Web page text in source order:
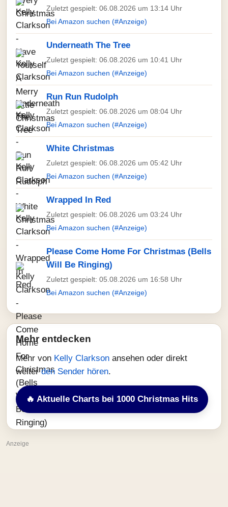
Zuletzt gespielt: 06.08.2026 um 13:14 Uhr
Bei Amazon suchen (#Anzeige)
Underneath The Tree
Zuletzt gespielt: 06.08.2026 um 10:41 Uhr
Bei Amazon suchen (#Anzeige)
Run Run Rudolph
Zuletzt gespielt: 06.08.2026 um 08:04 Uhr
Bei Amazon suchen (#Anzeige)
White Christmas
Zuletzt gespielt: 06.08.2026 um 05:42 Uhr
Bei Amazon suchen (#Anzeige)
Wrapped In Red
Zuletzt gespielt: 06.08.2026 um 03:24 Uhr
Bei Amazon suchen (#Anzeige)
Please Come Home For Christmas (Bells
Will Be Ringing)
Zuletzt gespielt: 05.08.2026 um 16:58 Uhr
Bei Amazon suchen (#Anzeige)
Mehr entdecken
Mehr von Kelly Clarkson ansehen oder direkt
weiterden Sender hören.
🔥 Aktuelle Charts bei 1000 Christmas Hits
Anzeige